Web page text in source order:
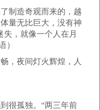
制造奇观而来的，越
量无比巨大，没有神
失，就像一个人在月
）
，夜间灯火辉煌，人
很孤独。“两三年前